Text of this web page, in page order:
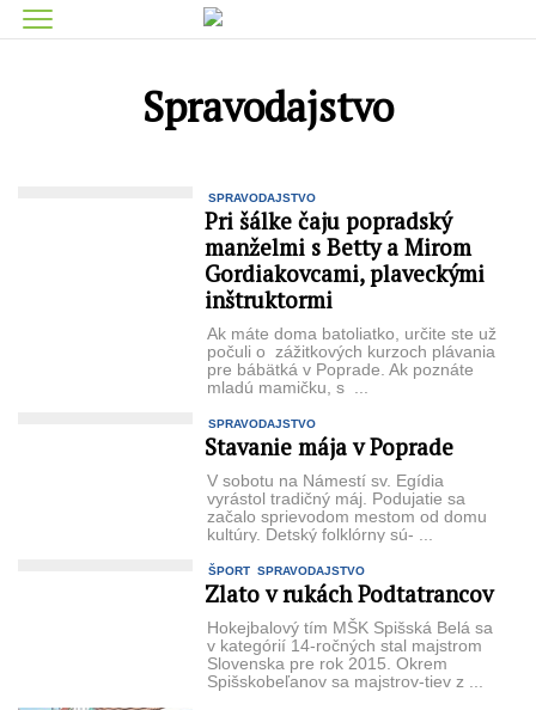
Spravodajstvo
SPRAVODAJSTVO
Pri šálke čaju popradský
manželmi s Betty a Mirom
Gordiakovcami, plaveckými
inštruktormi
Ak máte doma batoliatko, určite ste už
počuli o zážitkových kurzoch plávania
pre bábätká v Poprade. Ak poznáte
mladú mamičku, s ...
SPRAVODAJSTVO
Stavanie mája v Poprade
V sobotu na Námestí sv. Egídia
vyrástol tradičný máj. Podujatie sa
začalo sprievodom mestom od domu
kultúry. Detský folklórny sú- ...
ŠPORT SPRAVODAJSTVO
Zlato v rukách Podtatrancov
Hokejbalový tím MŠK Spišská Belá sa
v kategórií 14-ročných stal majstrom
Slo­venska pre rok 2015. Okrem
Spišskobeľanov sa majstrov-tiev z ...